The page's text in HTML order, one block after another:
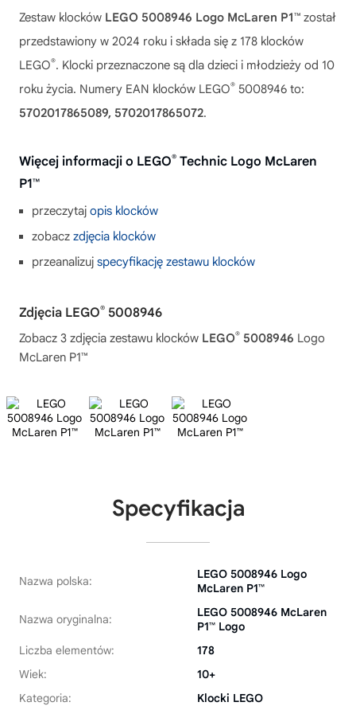
Zestaw klocków LEGO 5008946 Logo McLaren P1™ został
przedstawiony w 2024 roku i składa się z 178 klocków
LEGO®. Klocki przeznaczone są dla dzieci i młodzieży od 10
roku życia. Numery EAN klocków LEGO® 5008946 to:
5702017865089, 5702017865072.
Więcej informacji o LEGO® Technic Logo McLaren
P1™
przeczytaj opis klocków
zobacz zdjęcia klocków
przeanalizuj specyfikację zestawu klocków
Zdjęcia LEGO® 5008946
Zobacz 3 zdjęcia zestawu klocków LEGO® 5008946 Logo
McLaren P1™
Specyfikacja
Nazwa polska:
LEGO 5008946 Logo
McLaren P1™
Nazwa oryginalna:
LEGO 5008946 McLaren
P1™ Logo
Liczba elementów:
178
Wiek:
10+
Kategoria:
Klocki LEGO